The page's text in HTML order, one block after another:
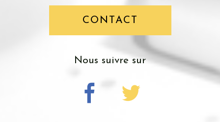
CONTACT
Nous suivre sur